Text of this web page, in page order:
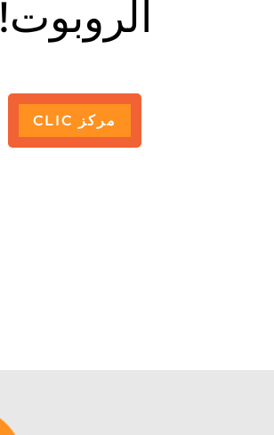
الروبوت!
مركز CLIC